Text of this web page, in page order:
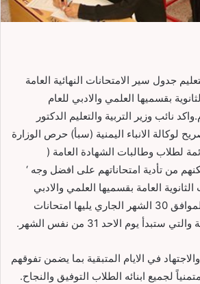
جدول سير الامتحانات النهائية العامة
بقسميها العلمي والادبي للعام
2015/ 2016م.واكد نائب وزير التربية والتعليم الدكتور
لوكالة الانباء اليمنية (سبأ) حرص الوزارة
لطلاب وطالبات الشهادة العامة (
من تأدية امتحاناتهم على افضل وجه ‘
العامة بقسميها العلمي والادبي
ستبدأ من يوم السبت الموافق 30 الشهر الجاري يليها امتحانات
يوم الاحد 31 من نفس الشهر.
في الايام المتبقية بما يضمن تفوقهم
لجميع ابنائه الطلاب التوفيق والنجاح.